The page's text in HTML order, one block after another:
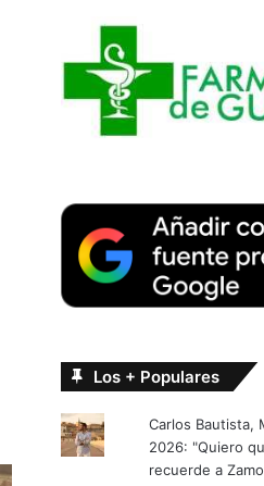
Los + Populares
Carlos Bautista,
2026: "Quiero
recuerde a